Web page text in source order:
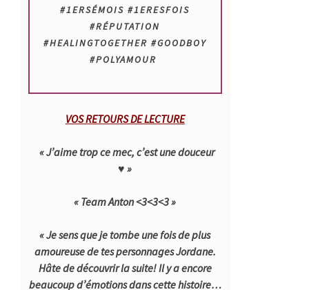
#1ERSÉMOIS #1ERESFOIS
#RÉPUTATION
#HEALINGTOGETHER #GOODBOY
#POLYAMOUR
VOS RETOURS DE LECTURE
« J’aime trop ce mec, c’est une douceur
♥ »
« Team Anton <3<3<3 »
« Je sens que je tombe une fois de plus
amoureuse de tes personnages Jordane.
Hâte de découvrir la suite! Il y a encore
beaucoup d’émotions dans cette histoire…